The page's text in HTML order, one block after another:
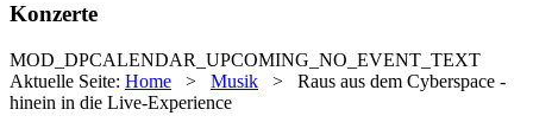
Konzerte
MOD_DPCALENDAR_UPCOMING_NO_EVENT_TEXT
Aktuelle Seite: Home > Musik > Raus aus dem Cyberspace -
hinein in die Live-Experience